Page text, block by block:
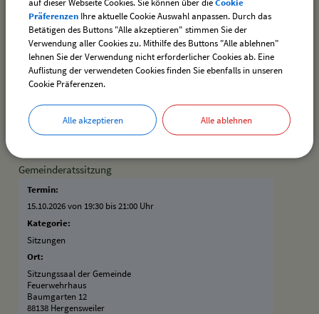
Termin:
07.10.2026–31.10.2026
Kategorie:
Vereine
Ort:
Bahnhofstraße 24
88138 Hergensweiler
Gemeinderatssitzung
Termin:
15.10.2026 von 19:30 bis 21:00 Uhr
Kategorie:
Sitzungen
Ort:
Sitzungssaal der Gemeinde
Feuerwehrhaus
Baumgarten 12
88138 Hergensweiler
Präferenzen Ihre aktuelle Cookie Auswahl anpassen. Durch das
Betätigen des Buttons "Alle akzeptieren" stimmen Sie der
Verwendung aller Cookies zu. Mithilfe des Buttons "Alle ablehnen"
lehnen Sie der Verwendung nicht erforderlicher Cookies ab. Eine
Auflistung der verwendeten Cookies finden Sie ebenfalls in unseren
Cookie Präferenzen.
Alle akzeptieren Alle ablehnen